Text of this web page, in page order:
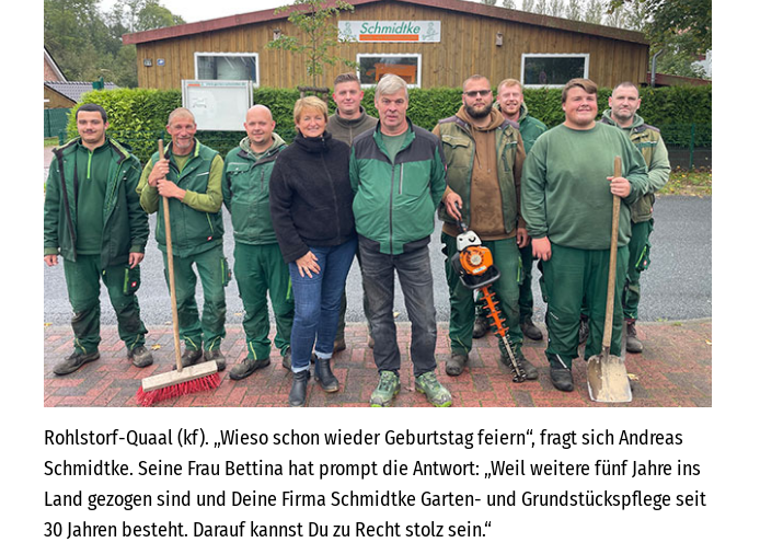
Rohlstorf-Quaal (kf). „Wieso schon wieder Geburtstag feiern“, fragt sich Andreas
Schmidtke. Seine Frau Bettina hat prompt die Antwort: „Weil weitere fünf Jahre ins
Land gezogen sind und Deine Firma Schmidtke Garten- und Grundstückspflege seit
30 Jahren besteht. Darauf kannst Du zu Recht stolz sein.“